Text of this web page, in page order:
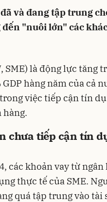
và đang tập trung
"nuôi lớn" các
SME) là động lực tăng
hàng năm của cả
việc tiếp cận tín
hàng.
chưa tiếp cận tín
các khoản vay từ ngân
thực tế của SME.
quá tập trung vào tài